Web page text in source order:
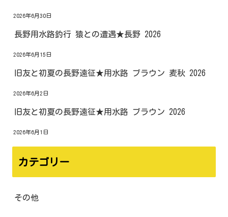
2026年6月30日
長野用水路釣行 猿との遭遇★長野 2026
2026年6月15日
旧友と初夏の長野遠征★用水路 ブラウン 麦秋 2026
2026年6月2日
旧友と初夏の長野遠征★用水路 ブラウン 2026
2026年6月1日
カテゴリー
その他